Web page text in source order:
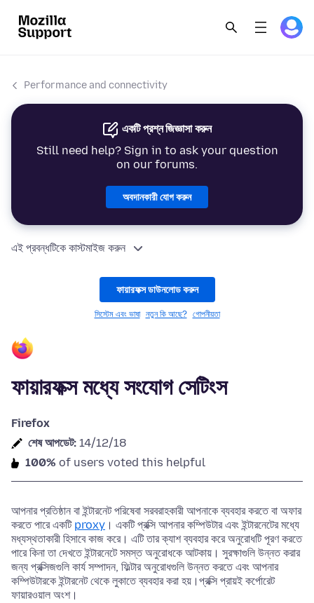
Performance and connectivity
একটি প্রশ্ন জিজ্ঞাসা করুন
Still need help? Sign in to ask your question
on our forums.
অবদানকারী যোগ করুন
এই প্রবন্ধটিকে কাস্টমাইজ করুন
ফায়ারফক্স ডাউনলোড করুন
সিস্টেম এবং ভাষা নতুন কি আছে? গোপনীয়তা
ফায়ারফক্স মধ্যে সংযোগ সেটিংস
Firefox
শেষ আপডেট: 14/12/18
100% of users voted this helpful
আপনার প্রতিষ্ঠান বা ইন্টারনেট পরিষেবা সরবরাহকারী আপনাকে ব্যবহার করতে বা অফার
করতে পারে একটি proxy । একটি প্রক্সি আপনার কম্পিউটার এবং ইন্টারনেটের মধ্যে
মধ্যস্থতাকারী হিসাবে কাজ করে। এটি তার ক্যাশ ব্যবহার করে অনুরোধটি পূরণ করতে
পারে কিনা তা দেখতে ইন্টারনেটে সমস্ত অনুরোধকে আটকায়। সুরক্ষাগুলি উন্নত করার
জন্য প্রক্সিজগুলি কার্য সম্পাদন, ফিল্টার অনুরোধগুলি উন্নত করতে এবং আপনার
কম্পিউটারকে ইন্টারনেট থেকে লুকাতে ব্যবহার করা হয়।প্রক্সি প্রায়ই কর্পোরেট
ফায়ারওয়াল অংশ।